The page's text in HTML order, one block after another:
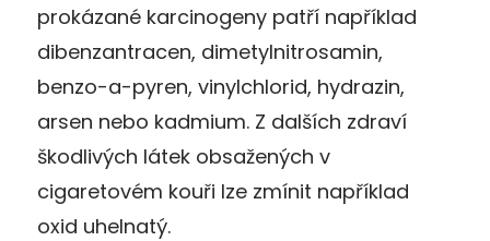
prokázané karcinogeny patří například
dibenzantracen, dimetylnitrosamin,
benzo-a-pyren, vinylchlorid, hydrazin,
arsen nebo kadmium. Z dalších zdraví
škodlivých látek obsažených v
cigaretovém kouři lze zmínit například
oxid uhelnatý.